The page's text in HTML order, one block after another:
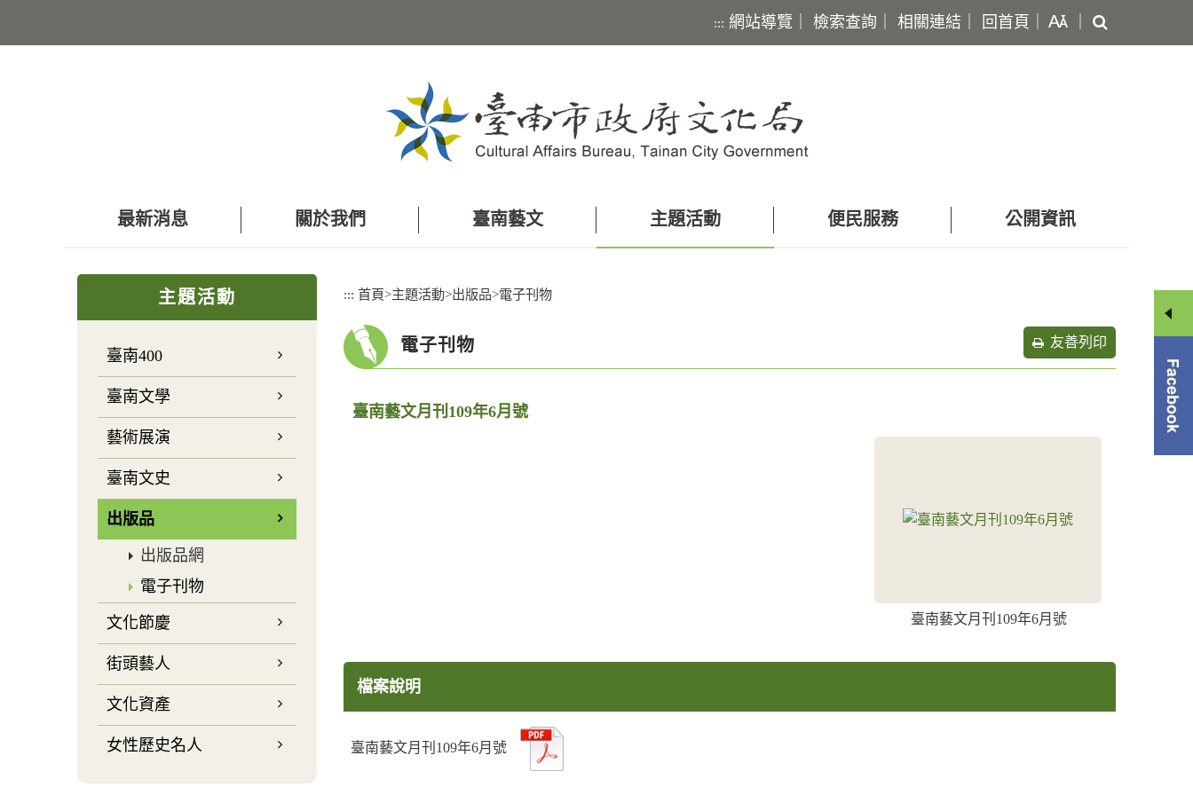
主
::: 網站導覽 檢索查詢 相關連結 回首頁
尋
最新消息 關於我們 臺南藝文 主題活動 便民服務 公開資訊
:::
主題活動
臺南400
臺南文學
藝術展演
臺南文史
出版品
出版品網
電子刊物
文化節慶
街頭藝人
文化資產
女性歷史名人
::: 首頁>主題活動>出版品>電子刊物
電子刊物 友善列印
臺南藝文月刊109年6月號
臺南藝文月刊109年6月號
檔案說明
臺南藝文月刊109年6月號
享
選
單